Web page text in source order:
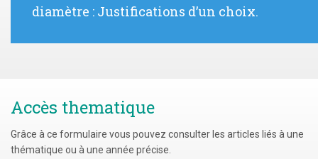
:diamètre : Justifications d’un choix.
Accès thematique
Grâce à ce formulaire vous pouvez consulter les articles liés à une
thématique ou à une année précise.